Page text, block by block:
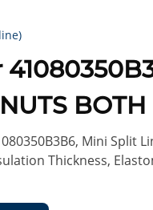
Mini Split
Thickness,